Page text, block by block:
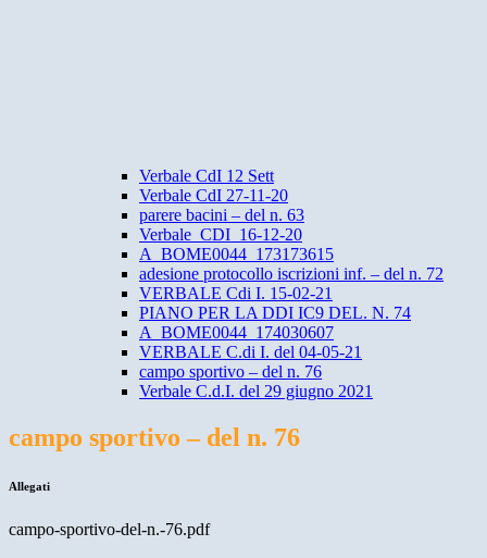
Verbale CdI 12 Sett
Verbale CdI 27-11-20
parere bacini – del n. 63
Verbale_CDI_16-12-20
A_BOME0044_173173615
adesione protocollo iscrizioni inf. – del n. 72
VERBALE Cdi I. 15-02-21
PIANO PER LA DDI IC9 DEL. N. 74
A_BOME0044_174030607
VERBALE C.di I. del 04-05-21
campo sportivo – del n. 76
Verbale C.d.I. del 29 giugno 2021
campo sportivo – del n. 76
Allegati
campo-sportivo-del-n.-76.pdf